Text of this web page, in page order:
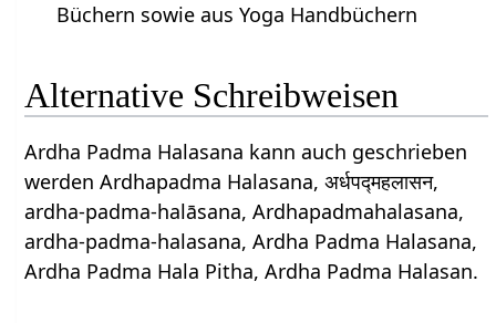
Büchern sowie aus Yoga Handbüchern
Alternative Schreibweisen
Ardha Padma Halasana kann auch geschrieben
werden Ardhapadma Halasana, अर्धपद्महलासन,
ardha-padma-halāsana, Ardhapadmahalasana,
ardha-padma-halasana, Ardha Padma Halasana,
Ardha Padma Hala Pitha, Ardha Padma Halasan.